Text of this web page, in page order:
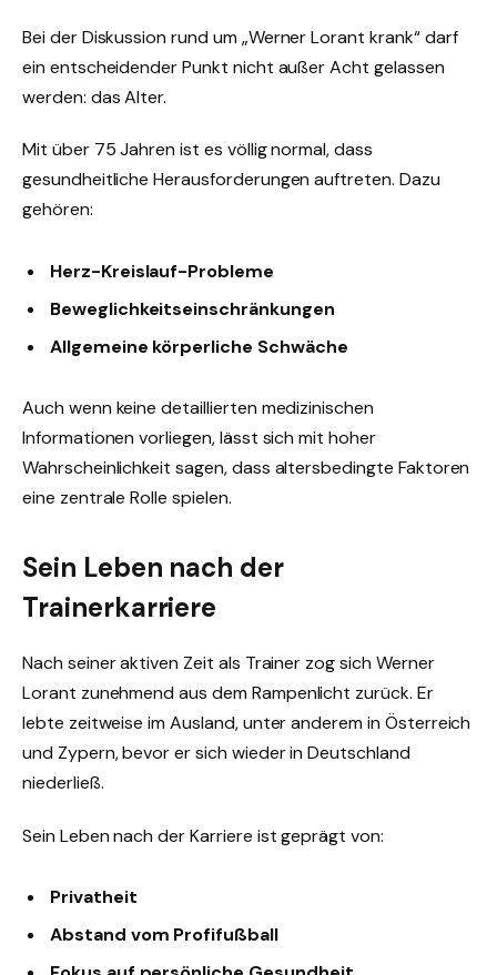
Bei der Diskussion rund um „Werner Lorant krank“ darf
ein entscheidender Punkt nicht außer Acht gelassen
werden: das Alter.
Mit über 75 Jahren ist es völlig normal, dass
gesundheitliche Herausforderungen auftreten. Dazu
gehören:
Herz-Kreislauf-Probleme
Beweglichkeitseinschränkungen
Allgemeine körperliche Schwäche
Auch wenn keine detaillierten medizinischen
Informationen vorliegen, lässt sich mit hoher
Wahrscheinlichkeit sagen, dass altersbedingte Faktoren
eine zentrale Rolle spielen.
Sein Leben nach der
Trainerkarriere
Nach seiner aktiven Zeit als Trainer zog sich Werner
Lorant zunehmend aus dem Rampenlicht zurück. Er
lebte zeitweise im Ausland, unter anderem in Österreich
und Zypern, bevor er sich wieder in Deutschland
niederließ.
Sein Leben nach der Karriere ist geprägt von:
Privatheit
Abstand vom Profifußball